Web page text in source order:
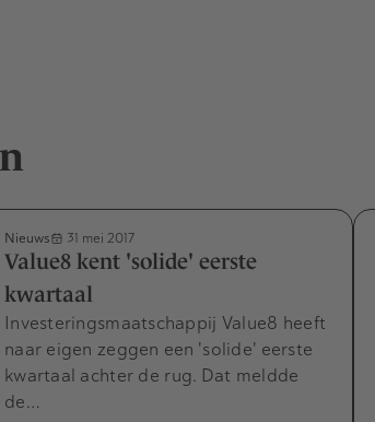
Nieuws 31 mei 2017
Value8 kent 'solide' eerste
kwartaal
Investeringsmaatschappij Value8 heeft
naar eigen zeggen een 'solide' eerste
kwartaal achter de rug. Dat meldde
de…